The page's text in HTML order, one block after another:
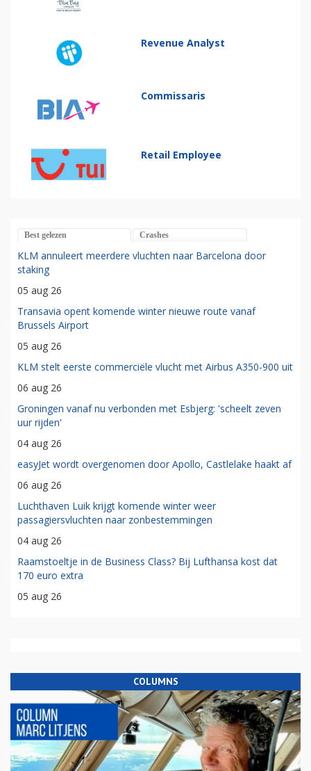
Revenue Analyst
Commissaris
Retail Employee
Best gelezen Crashes
KLM annuleert meerdere vluchten naar Barcelona door
staking
05 aug 26
Transavia opent komende winter nieuwe route vanaf
Brussels Airport
05 aug 26
KLM stelt eerste commerciële vlucht met Airbus A350-900 uit
06 aug 26
Groningen vanaf nu verbonden met Esbjerg: 'scheelt zeven
uur rijden'
04 aug 26
easyJet wordt overgenomen door Apollo, Castlelake haakt af
06 aug 26
Luchthaven Luik krijgt komende winter weer
passagiersvluchten naar zonbestemmingen
04 aug 26
Raamstoeltje in de Business Class? Bij Lufthansa kost dat
170 euro extra
05 aug 26
COLUMNS